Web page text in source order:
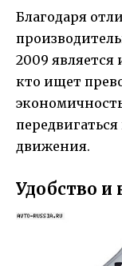
Благодаря
2009
кто ищет
движения.
Удобство